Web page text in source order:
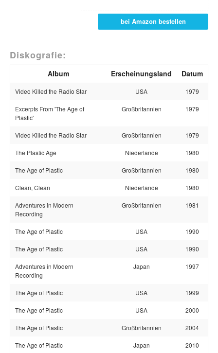
bei Amazon bestellen
Diskografie:
Album Erscheinungsland Datum
Video Killed the Radio Star USA 1979
Excerpts From 'The Age of
Plastic'
Großbritannien 1979
Video Killed the Radio Star Großbritannien 1979
The Plastic Age Niederlande 1980
The Age of Plastic Großbritannien 1980
Clean, Clean Niederlande 1980
Adventures in Modern
Recording
Großbritannien 1981
The Age of Plastic USA 1990
The Age of Plastic USA 1990
Adventures in Modern
Recording
Japan 1997
The Age of Plastic USA 1999
The Age of Plastic USA 2000
The Age of Plastic Großbritannien 2004
The Age of Plastic Japan 2010